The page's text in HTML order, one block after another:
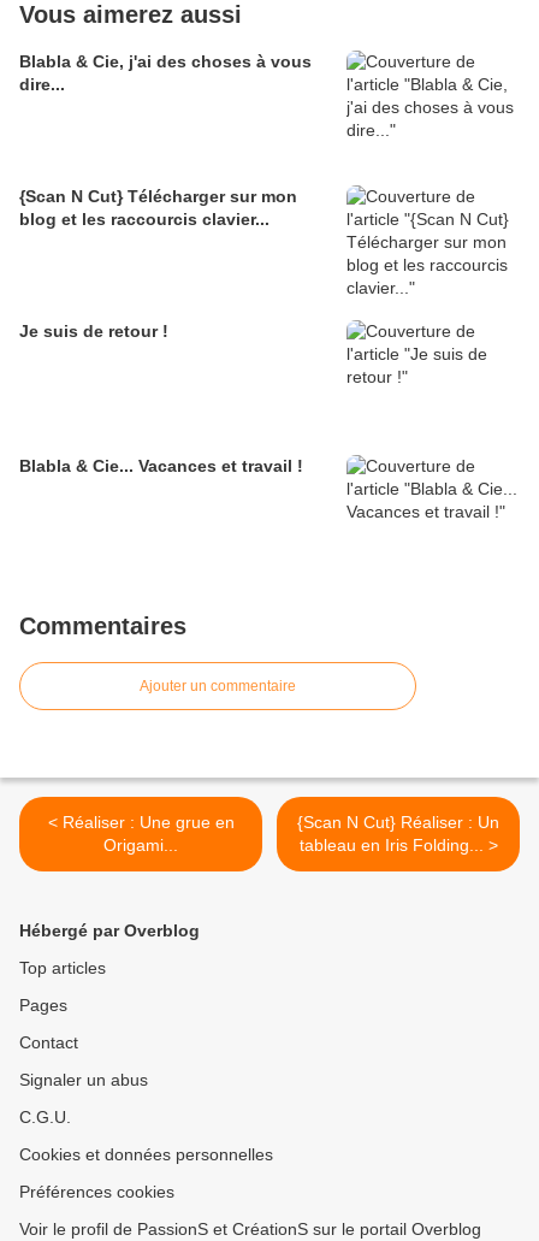
Vous aimerez aussi
Blabla & Cie, j'ai des choses à vous
dire...
{Scan N Cut} Télécharger sur mon
blog et les raccourcis clavier...
Je suis de retour !
Blabla & Cie... Vacances et travail !
Commentaires
Ajouter un commentaire
< Réaliser : Une grue en
Origami...
{Scan N Cut} Réaliser : Un
tableau en Iris Folding... >
Hébergé par Overblog
Top articles
Pages
Contact
Signaler un abus
C.G.U.
Cookies et données personnelles
Préférences cookies
Voir le profil de PassionS et CréationS sur le portail Overblog